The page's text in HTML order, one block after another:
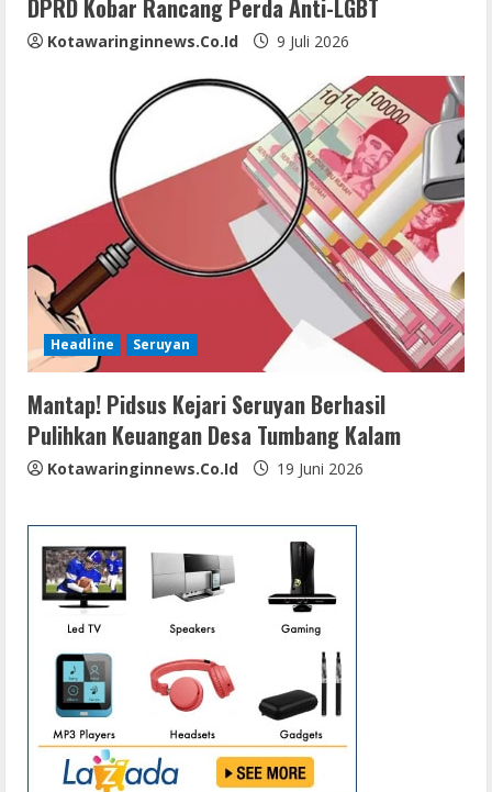
DPRD Kobar Rancang Perda Anti-LGBT
Kotawaringinnews.co.id 9 Juli 2026
Headline Seruyan
Mantap! Pidsus Kejari Seruyan Berhasil
Pulihkan Keuangan Desa Tumbang Kalam
Kotawaringinnews.co.id 19 Juni 2026